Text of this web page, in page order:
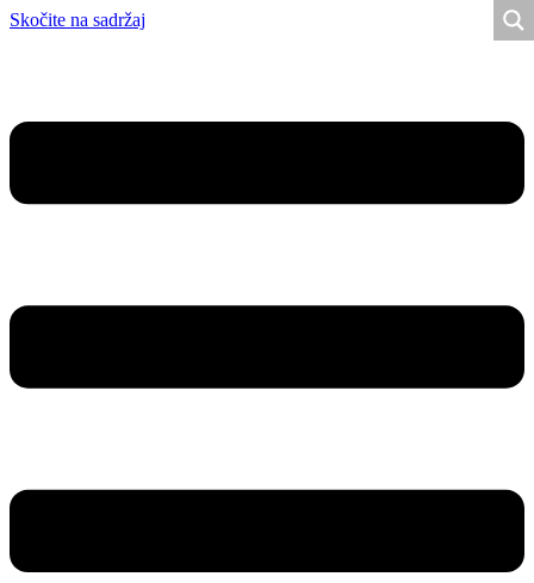
Skočite na sadržaj